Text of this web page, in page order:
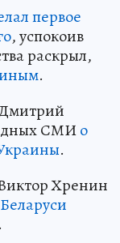
первое
, успокоив
раскрыл,
.
СМИо
.
Хренин
.